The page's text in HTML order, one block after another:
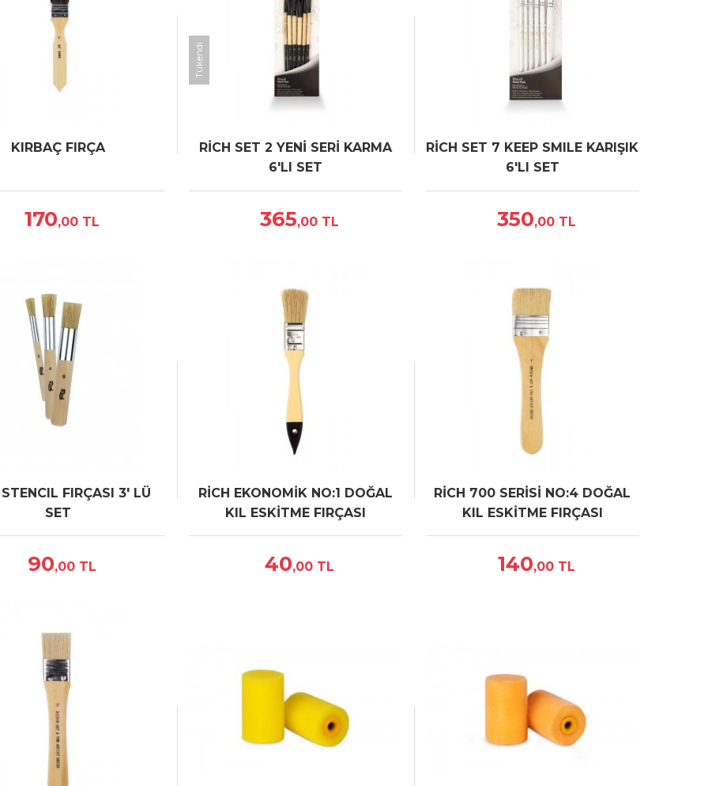
KIRBAÇ FIRÇA
170,00 TL
RİCH SET 2 YENİ SERİ KARMA
6'LI SET
365,00TL
Tükendi
RİCH SET 7 KEEP SMILE KARIŞIK
6'LI SET
350,00TL
FIRÇASI 3' LÜ
SET
90,00 TL
RİCH EKONOMİK NO:1 DOĞAL
KIL ESKİTME FIRÇASI
40,00TL
RİCH 700 SERİSİ NO:4 DOĞAL
KIL ESKİTME FIRÇASI
140,00TL